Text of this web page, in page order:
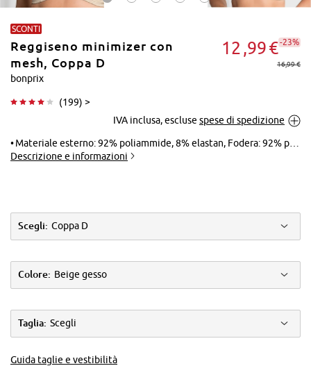
ingrandire
SCONTI
Reggiseno minimizer con
mesh, Coppa D
bonprix
(199) >
12 99€-23%
16,99 €
IVA inclusa, escluse spese di spedizione
Materiale esterno: 92% poliammide, 8% elastan, Fodera: 92% poliammide, 8% elastan
Descrizione e informazioni
Scegli: Coppa D
Colore: Beige gesso
Taglia: Scegli
Guida taglie e vestibilità